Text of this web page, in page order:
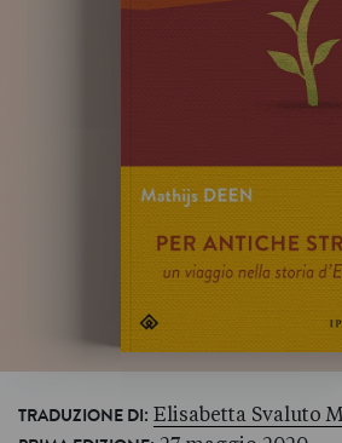
TRADUZIONE DI: Elisabetta Svaluto